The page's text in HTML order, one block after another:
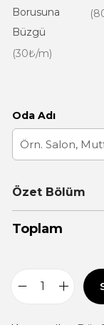
Borusuna
Büzgü
(30₺/m)
Oda Adı
Özet Bölüm
Toplam